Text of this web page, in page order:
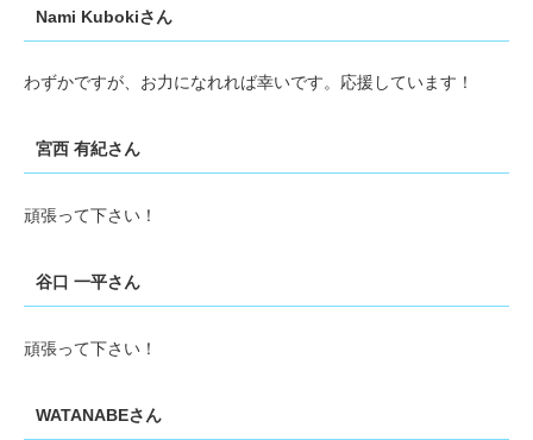
Nami Kubokiさん
わずかですが、お力になれれば幸いです。応援しています！
宮西 有紀さん
頑張って下さい！
谷口 一平さん
頑張って下さい！
WATANABEさん